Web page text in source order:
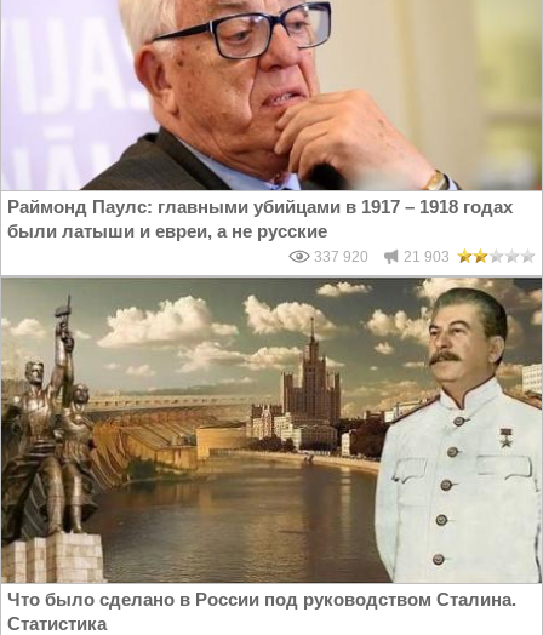
Раймонд Паулс: главными убийцами в 1917 – 1918 годах
были латыши и евреи, а не русские
337 920 21 903
Что было сделано в России под руководством Сталина.
Статистика